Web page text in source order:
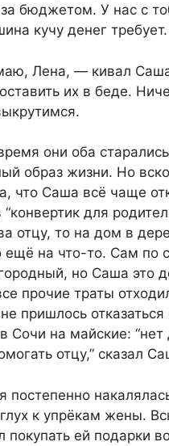
бюджетом. У нас с
кучу денег требует.
Лена, — кивал
их в беде.
они оба
образ жизни. Но
что Саша всё чаще
“конвертик для
отцу, то на дом в
ещё на что-то. Сам по
но Саша это
прочие траты
пришлось отказаться
Сочи на майские: “нет
отцу,” сказал
постепенно
к упрёкам жены.
покупать ей подарки